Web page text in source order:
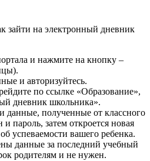
зайти на электронный дневник
и нажмите на кнопку –
и авторизуйтесь.
по ссылке «Образование»,
дневник школьника».
данные, полученные от классного
и пароль, затем откроется новая
успеваемости вашего ребенка.
данные за последний учебный
родителям и не нужен.